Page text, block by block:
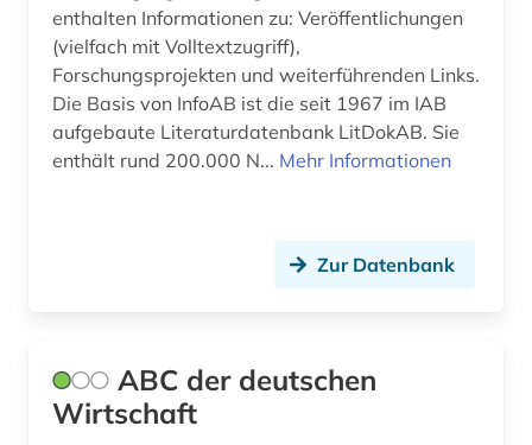
baden-württemberg (3)
bankarchiv (1)
bankenstatistik (3)
belgien (7)
bergbau (3)
Jugoslawien (1)
Kroatien (1)
Lettland (1)
Liechtenstein (1)
Malta (1)
enthalten Informationen zu: Veröffentlichungen
(vielfach mit Volltextzugriff),
Forschungsprojekten und weiterführenden Links.
Die Basis von InfoAB ist die seit 1967 im IAB
aufgebaute Literaturdatenbank LitDokAB. Sie
enthält rund 200.000 N... Mehr Informationen
Zur Datenbank
ABC der deutschen
Wirtschaft